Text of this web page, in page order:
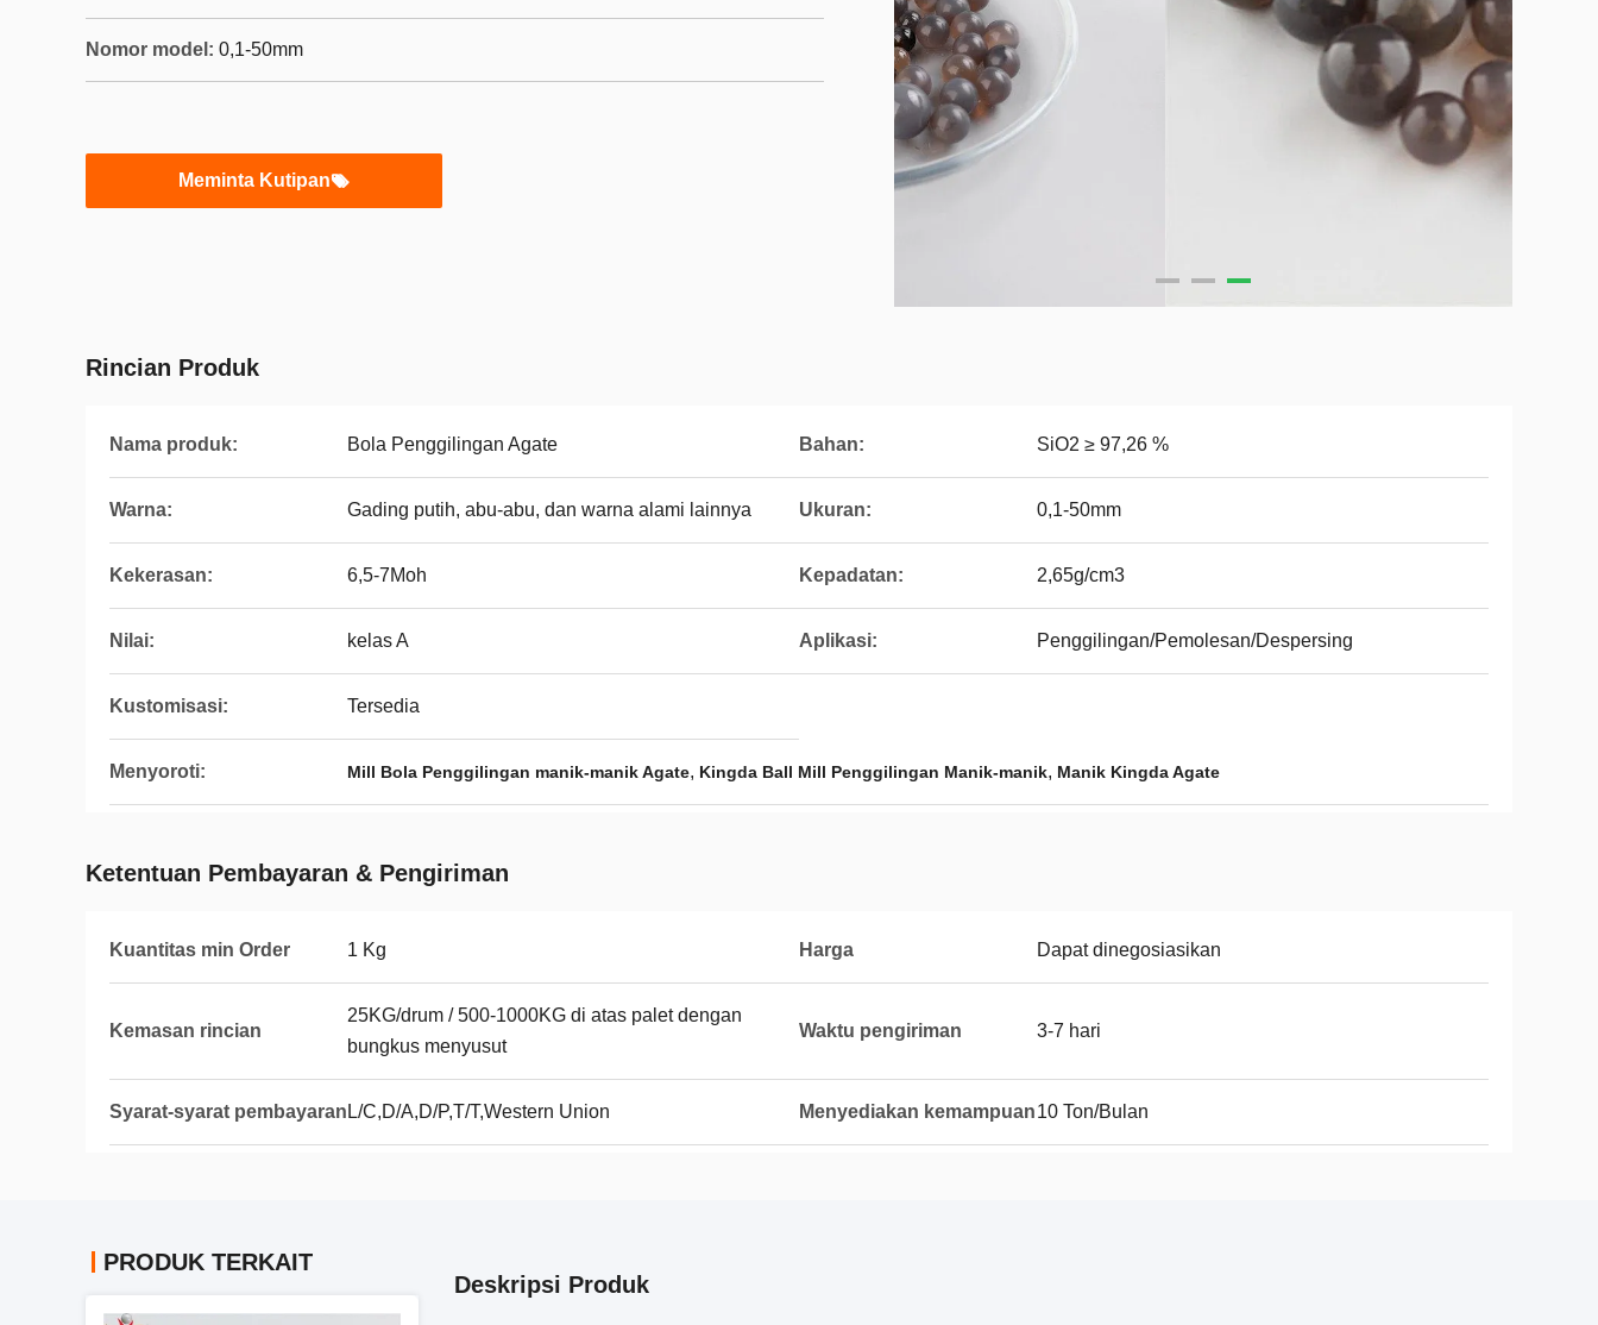
Nomor model: 0,1-50mm
Meminta Kutipan
Rincian Produk
Nama produk: Bola Penggilingan Agate Bahan: SiO2 ≥ 97,26 %
Warna: Gading putih, abu-abu, dan warna alami lainnya Ukuran: 0,1-50mm
Kekerasan: 6,5-7Moh Kepadatan: 2,65g/cm3
Nilai: kelas A Aplikasi: Penggilingan/Pemolesan/Despersing
Kustomisasi: Tersedia
Menyoroti: Mill Bola Penggilingan manik-manik Agate, Kingda Ball Mill Penggilingan Manik-manik, Manik Kingda Agate
Ketentuan Pembayaran & Pengiriman
Kuantitas min Order 1 Kg Harga Dapat dinegosiasikan
Kemasan rincian
25KG/drum / 500-1000KG di atas palet dengan
bungkus menyusut
Waktu pengiriman 3-7 hari
Syarat-syarat pembayaran L/C,D/A,D/P,T/T,Western Union Menyediakan kemampuan10 Ton/Bulan
PRODUK TERKAIT
Deskripsi Produk